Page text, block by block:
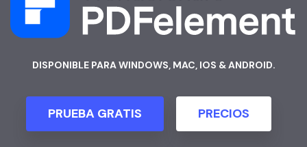
DISPONIBLE PARA WINDOWS, MAC, IOS & ANDROID.
PRUEBA GRATIS PRECIOS